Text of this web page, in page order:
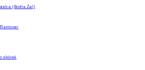
(Bottle Żel)
skórek